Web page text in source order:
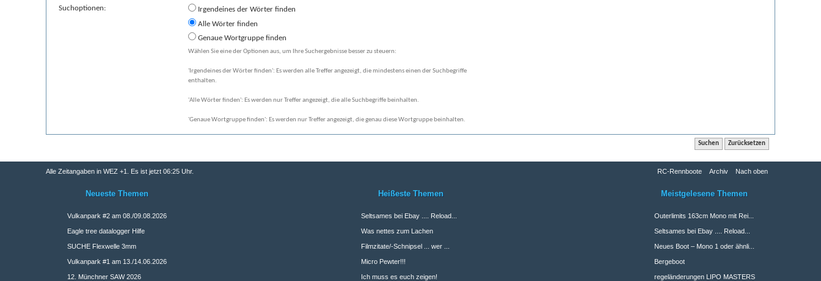
Suchoptionen:
Irgendeines der Wörter finden
Alle Wörter finden
Genaue Wortgruppe finden
Wählen Sie eine der Optionen aus, um Ihre Suchergebnisse besser zu steuern:
'Irgendeines der Wörter finden': Es werden alle Treffer angezeigt, die mindestens einen der Suchbegriffe
enthalten.
'Alle Wörter finden': Es werden nur Treffer angezeigt, die alle Suchbegriffe beinhalten.
'Genaue Wortgruppe finden': Es werden nur Treffer angezeigt, die genau diese Wortgruppe beinhalten.
Alle Zeitangaben in WEZ +1. Es ist jetzt 06:25 Uhr. RC-Rennboote Archiv Nach oben
Neueste Themen
Vulkanpark #2 am 08./09.08.2026
Eagle tree datalogger Hilfe
SUCHE Flexwelle 3mm
Vulkanpark #1 am 13./14.06.2026
12. Münchner SAW 2026
Meistgelesene Themen
Outerlimits 163cm Mono mit Rei...
Seltsames bei Ebay .... Reload...
Neues Boot – Mono 1 oder ähnli...
Bergeboot
regeländerungen LIPO MASTERS
Heißeste Themen
Seltsames bei Ebay .... Reload...
Was nettes zum Lachen
Filmzitate/-Schnipsel ... wer ...
Micro Pewter!!!
Ich muss es euch zeigen!